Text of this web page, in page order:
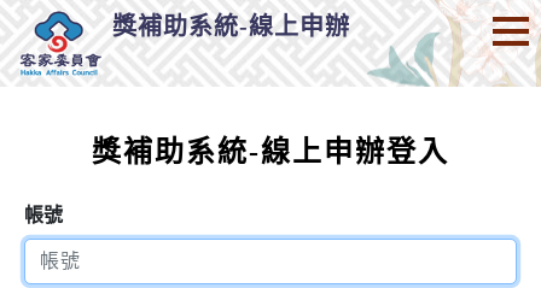
獎補助系統-線上申辦
獎補助系統-線上申辦登入
帳號